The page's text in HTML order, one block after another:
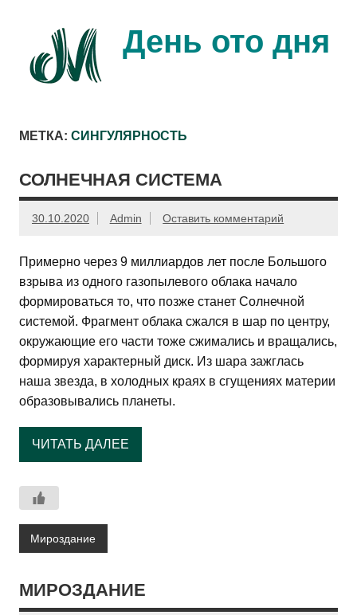
содержимому
День ото дня
МЕТКА: СИНГУЛЯРНОСТЬ
СОЛНЕЧНАЯ СИСТЕМА
30.10.2020 Admin Оставить комментарий
Примерно через 9 миллиардов лет после Большого
взрыва из одного газопылевого облака начало
формироваться то, что позже станет Солнечной
системой. Фрагмент облака сжался в шар по центру,
окружающие его части тоже сжимались и вращались,
формируя характерный диск. Из шара зажглась
наша звезда, в холодных краях в сгущениях материи
образовывались планеты.
ЧИТАТЬ ДАЛЕЕ
Мироздание
МИРОЗДАНИЕ